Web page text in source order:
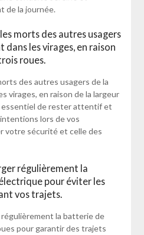
de la journée.
morts des autres usagers
les virages, en raison
roues.
des autres usagers de la
virages, en raison de la largeur
essentiel de rester attentif et
lors de vos
votre sécurité et celle des
régulièrement la
pour éviter les
vos trajets.
régulièrement la batterie de
pour garantir des trajets